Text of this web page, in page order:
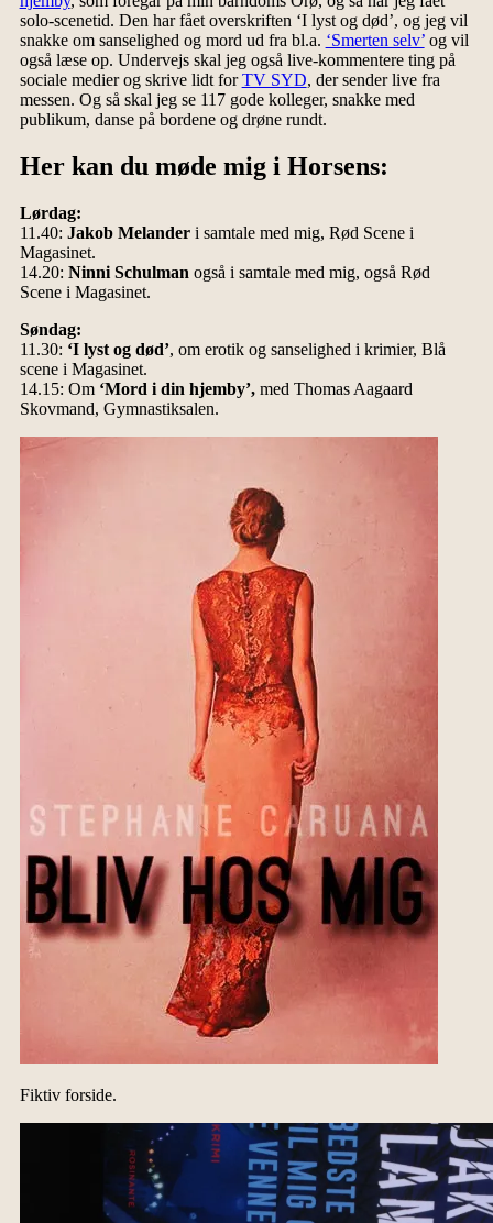
solo-scenetid. Den har fået overskriften ‘I lyst og død’, og jeg vil
snakke om sanselighed og mord ud fra bl.a. ‘Smerten selv’og vil
også læse op. Undervejs skal jeg også live-kommentere ting på
sociale medier og skrive lidt forTV SYD, der sender live fra
messen. Og så skal jeg se 117 gode kolleger, snakke med
publikum, danse på bordene og drøne rundt.
Her kan du møde mig i Horsens:
Lørdag:
11.40: Jakob Melander i samtale med mig, Rød Scene i
Magasinet.
14.20: Ninni Schulman også i samtale med mig, også Rød
Scene i Magasinet.
Søndag:
11.30: ‘I lyst og død’, om erotik og sanselighed i krimier, Blå
scene i Magasinet.
14.15: Om ‘Mord i din hjemby’,med Thomas Aagaard
Skovmand, Gymnastiksalen.
Fiktiv forside.